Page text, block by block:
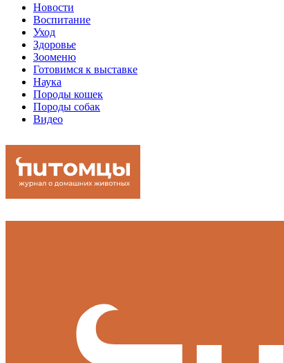
Новости
Воспитание
Уход
Здоровье
Зооменю
Готовимся к выставке
Наука
Породы кошек
Породы собак
Видео